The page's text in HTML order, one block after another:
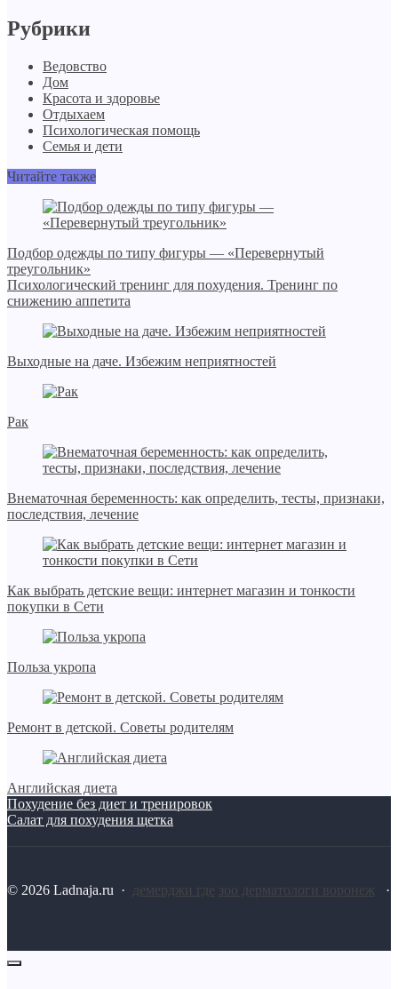
Рубрики
Ведовство
Дом
Красота и здоровье
Отдыхаем
Психологическая помощь
Семья и дети
Читайте также
Подбор одежды по типу фигуры — «Перевернутый
треугольник»
Психологический тренинг для похудения. Тренинг по
снижению аппетита
Выходные на даче. Избежим неприятностей
Рак
Внематочная беременность: как определить, тесты, признаки,
последствия, лечение
Как выбрать детские вещи: интернет магазин и тонкости
покупки в Сети
Польза укропа
Ремонт в детской. Советы родителям
Английская диета
Похудение без диет и тренировок
Салат для похудения щетка
© 2026 Ladnaja.ru · демерджи где зоо дерматологи воронеж ·